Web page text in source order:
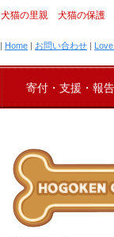
犬猫の里親 犬猫の保
| Home | お問い合わせ |
寄付・支援・報告